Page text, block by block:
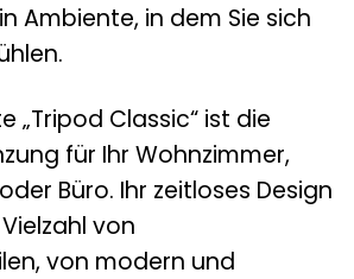
Ambiente, in dem Sie sich
„Tripod Classic“ ist die
für Ihr Wohnzimmer,
Büro. Ihr zeitloses Design
von
von modern und